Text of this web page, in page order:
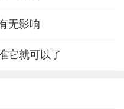
无影响
它就可以了